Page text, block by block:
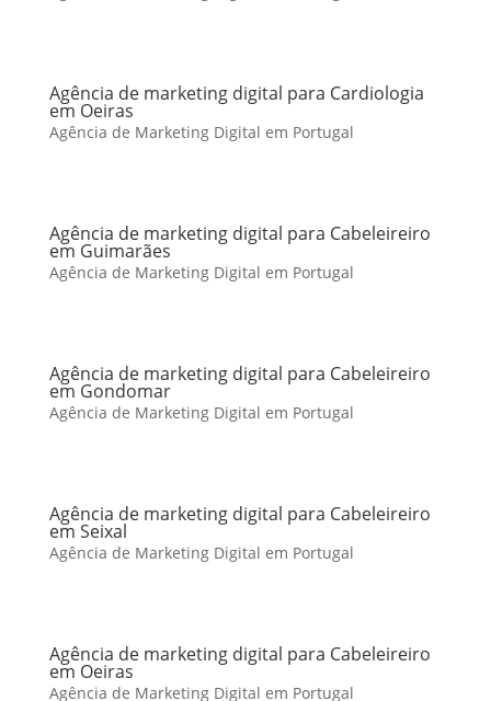
Agência de marketing digital para Cardiologia
em Oeiras
Agência de Marketing Digital em Portugal
Agência de marketing digital para Cabeleireiro
em Guimarães
Agência de Marketing Digital em Portugal
Agência de marketing digital para Cabeleireiro
em Gondomar
Agência de Marketing Digital em Portugal
Agência de marketing digital para Cabeleireiro
em Seixal
Agência de Marketing Digital em Portugal
Agência de marketing digital para Cabeleireiro
em Oeiras
Agência de Marketing Digital em Portugal